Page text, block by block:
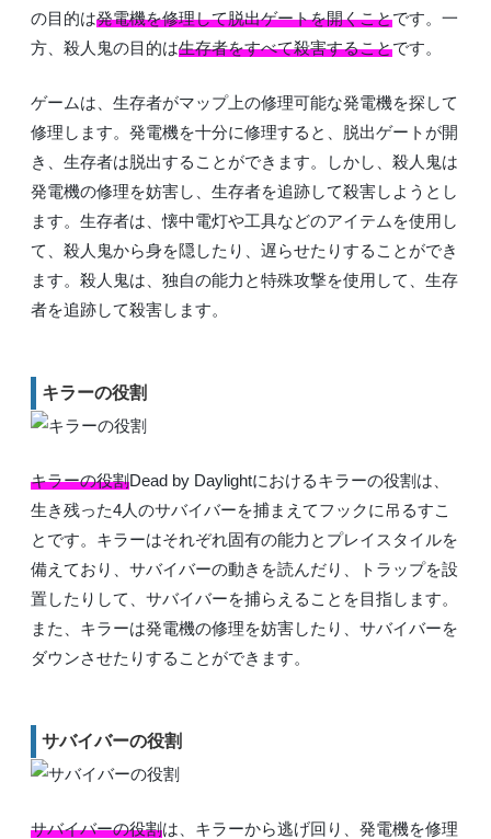
の目的は発電機を修理して脱出ゲートを開くことです。一
方、殺人鬼の目的は生存者をすべて殺害することです。
ゲームは、生存者がマップ上の修理可能な発電機を探して
修理します。発電機を十分に修理すると、脱出ゲートが開
き、生存者は脱出することができます。しかし、殺人鬼は
発電機の修理を妨害し、生存者を追跡して殺害しようとし
ます。生存者は、懐中電灯や工具などのアイテムを使用し
て、殺人鬼から身を隠したり、遅らせたりすることができ
ます。殺人鬼は、独自の能力と特殊攻撃を使用して、生存
者を追跡して殺害します。
キラーの役割
キラーの役割Dead by Daylightにおけるキラーの役割は、
生き残った4人のサバイバーを捕まえてフックに吊るすこ
とです。キラーはそれぞれ固有の能力とプレイスタイルを
備えており、サバイバーの動きを読んだり、トラップを設
置したりして、サバイバーを捕らえることを目指します。
また、キラーは発電機の修理を妨害したり、サバイバーを
ダウンさせたりすることができます。
サバイバーの役割
サバイバーの役割は、キラーから逃げ回り、発電機を修理